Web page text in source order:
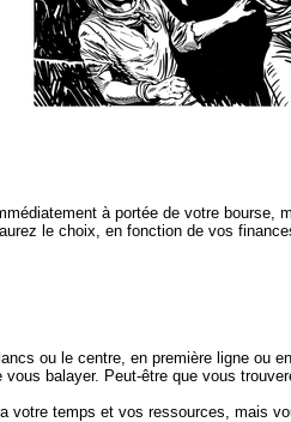
à portée de votre bourse,
le choix, en fonction de vos
ou le centre, en première ligne ou
balayer. Peut-être que vous
votre temps et vos ressources, mais